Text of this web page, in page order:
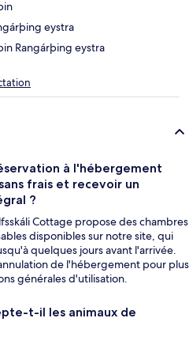
eystra
Rangárþing eystra
à l'hébergement
frais et recevoir un
?
Cottage propose des chambres
disponibles sur notre site, qui
quelques jours avant l'arrivée.
de l'hébergement pour plus
générales d'utilisation.
t-il les animaux de